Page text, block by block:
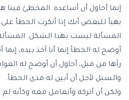
إنما أحاول أن أساعده. المخطئ فينا
يهيأ للبعض أنك إذا أنكرت الخطأ على
المسألة ليست بهذا الشكل.
أوضح له الخطأ إنما أنا آخذ بيده، إنما
رآها من قبل، أحاول أن أوضح له
والسبل لأجل أن أبين له مدى الخطأ.
ولكن أن أتركه وأتعامل معه وكأنه